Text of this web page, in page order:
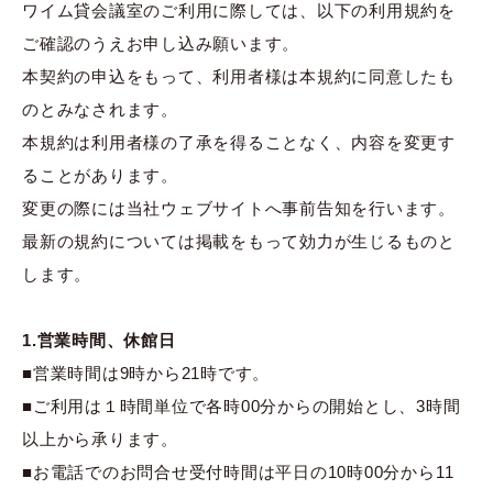
ワイム貸会議室のご利用に際しては、以下の利用規約を
ご確認のうえお申し込み願います。
本契約の申込をもって、利用者様は本規約に同意したも
のとみなされます。
本規約は利用者様の了承を得ることなく、内容を変更す
ることがあります。
変更の際には当社ウェブサイトへ事前告知を行います。
最新の規約については掲載をもって効力が生じるものと
します。
1.営業時間、休館日
■営業時間は9時から21時です。
■ご利用は１時間単位で各時00分からの開始とし、3時間
以上から承ります。
■お電話でのお問合せ受付時間は平日の10時00分から11